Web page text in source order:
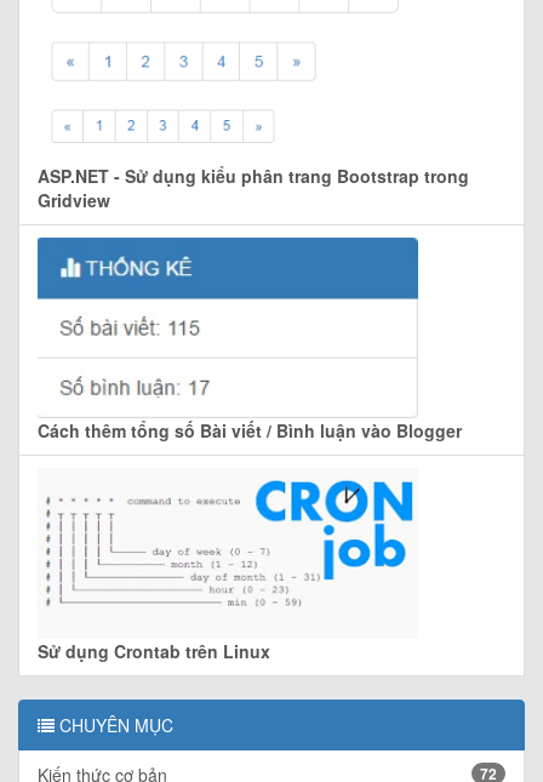
ASP.NET - Sử dụng kiểu phân trang Bootstrap trong
Gridview
Cách thêm tổng số Bài viết / Bình luận vào Blogger
Sử dụng Crontab trên Linux
CHUYÊN MỤC
Kiến thức cơ bản 72